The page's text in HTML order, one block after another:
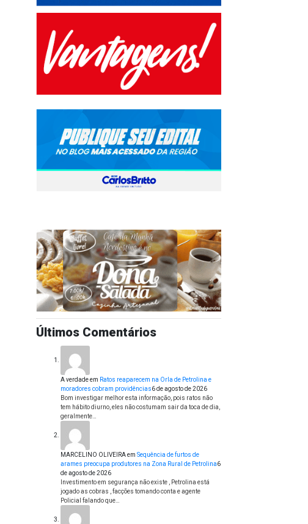
Últimos Comentários
A verdadeem Ratos reaparecem na Orla de Petrolina e
moradores cobram providências6 de agosto de 2026
Bom investigar melhor esta informação, pois ratos não
tem hábito diurno, eles não costumam sair da toca de dia,
geralmente…
MARCELINO OLIVEIRAem Sequência de furtos de
arames preocupa produtores na Zona Rural de Petrolina6
de agosto de 2026
Investimento em segurança não existe , Petrolina está
jogado as cobras , facções tomando conta e agente
Policial falando que…